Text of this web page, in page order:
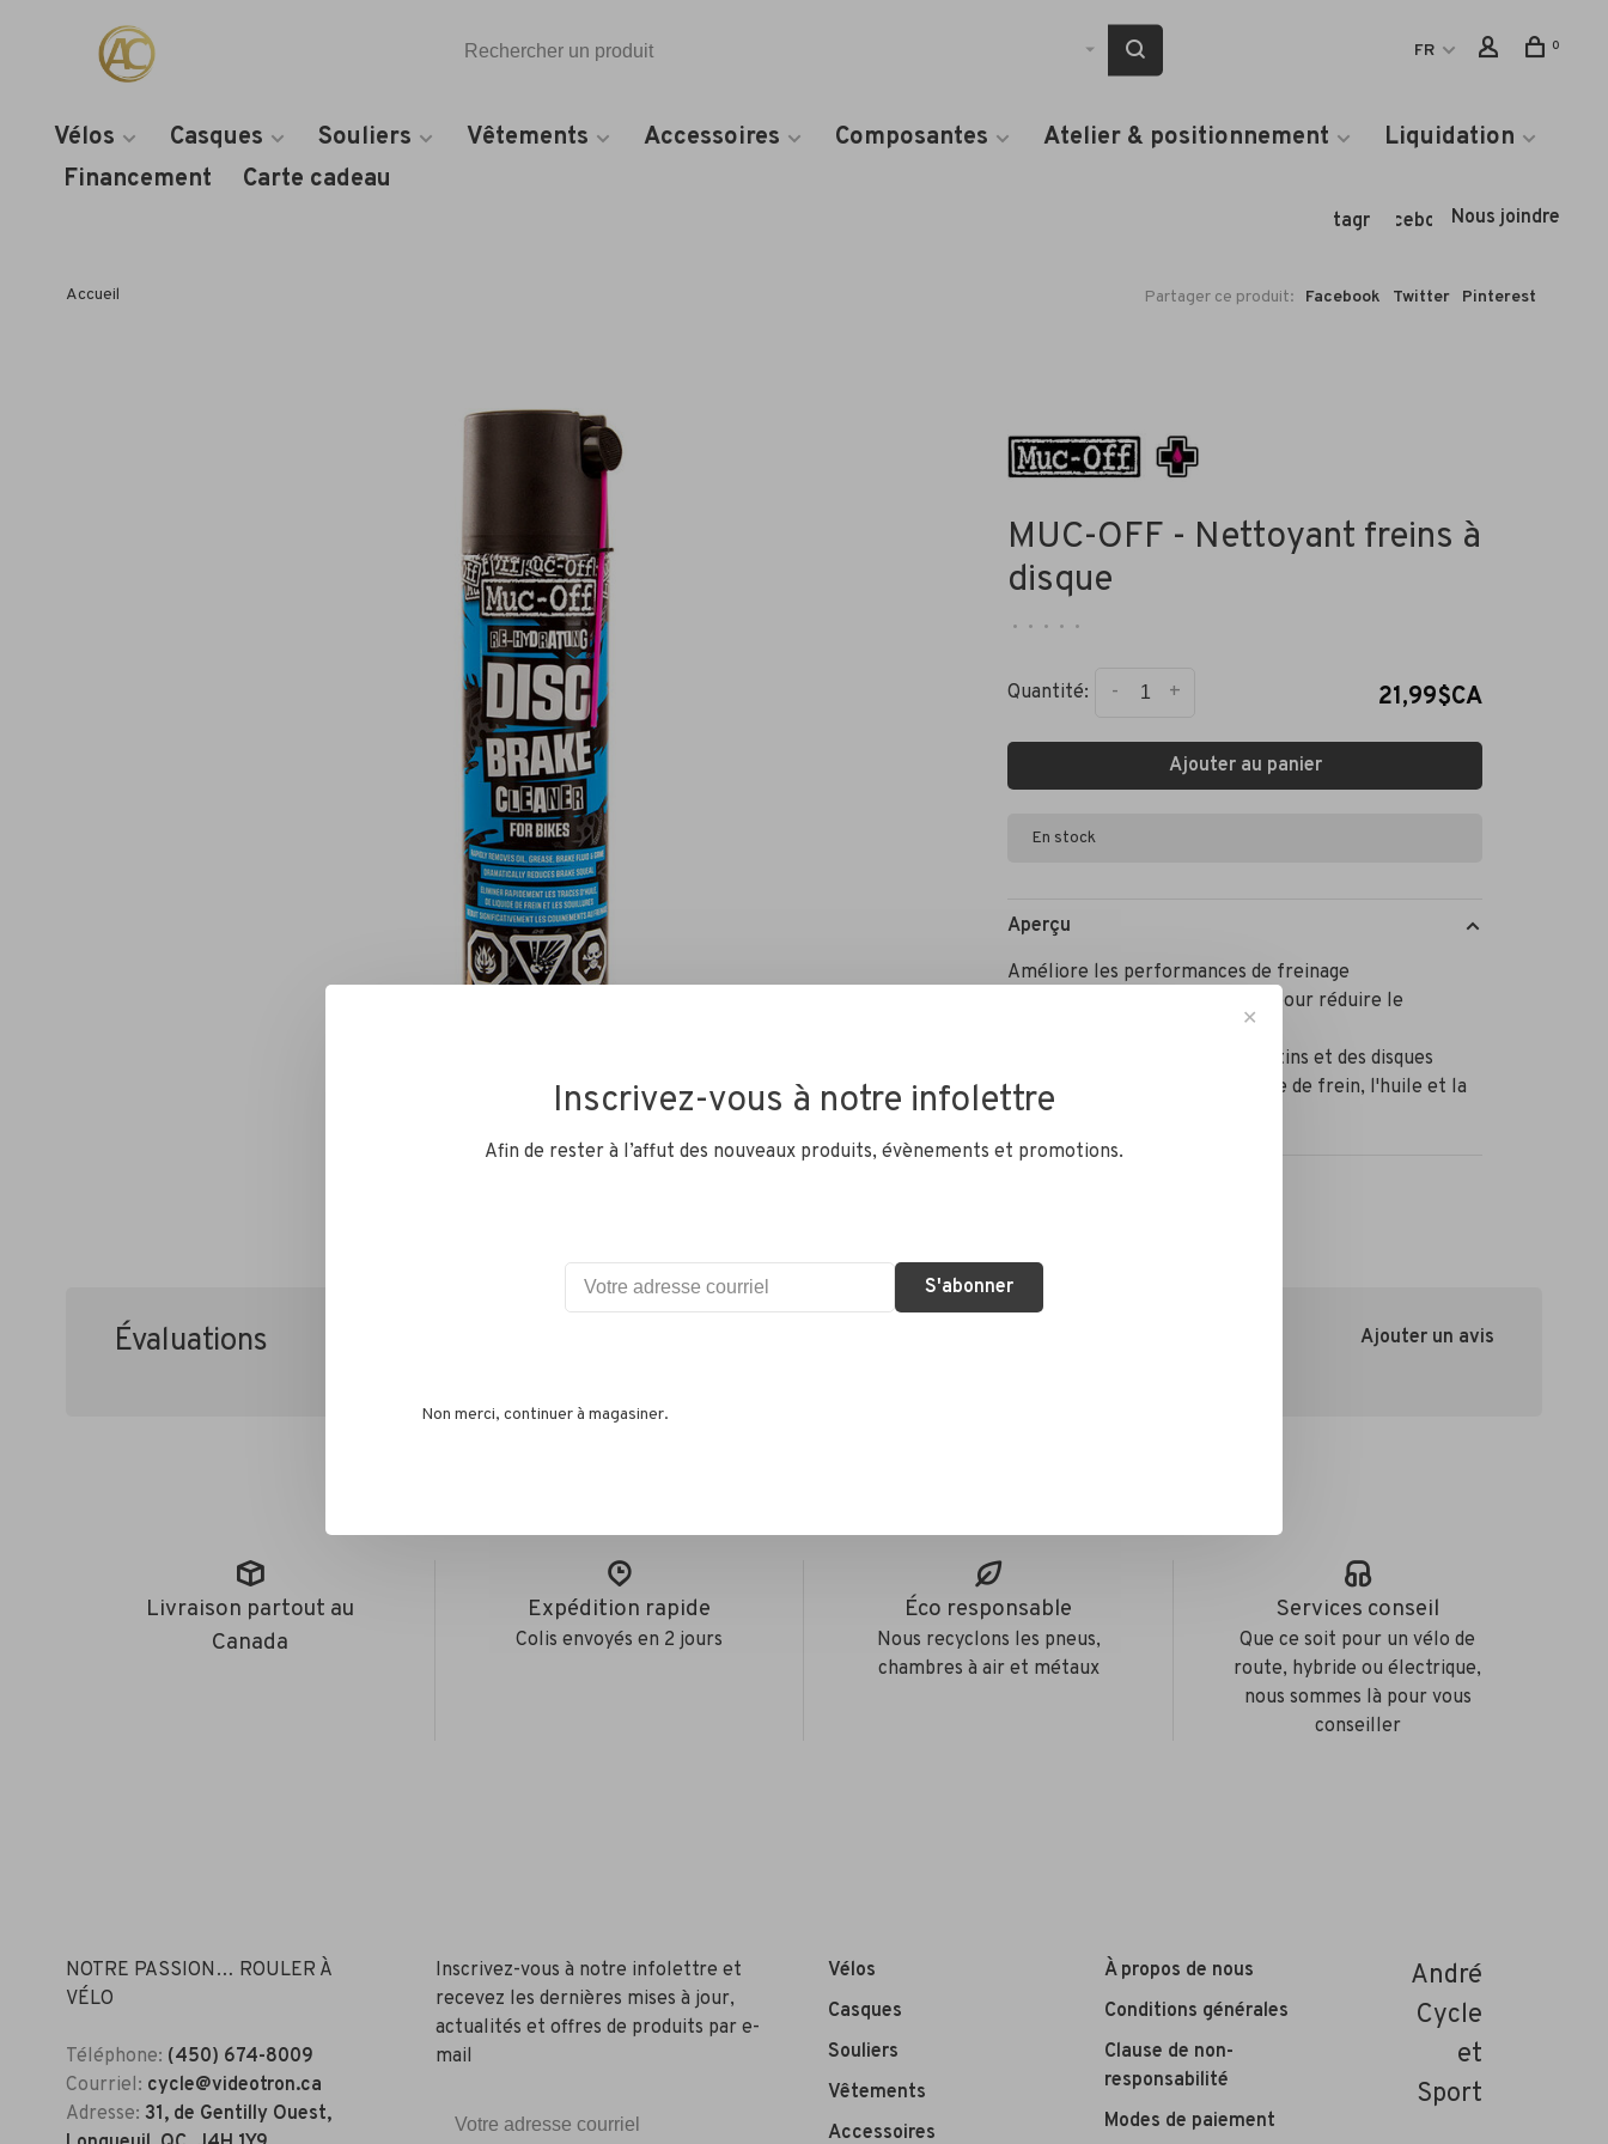
FR 0
Vélos Casques Souliers Vêtements Accessoires Composantes Atelier & positionnement
Liquidation
Financement
Carte cadeau
InstagramFacebookNous joindre
Accueil Partager ce produit: Facebook Twitter Pinterest
MUC-OFF - Nettoyant freins à
disque
• • • • •
Quantité: +
- 21,99$CA
Ajouter au panier
En stock
Aperçu
Améliore les performances de freinage
Traite les patins et les disques pour réduire le
Prolonge la durée de vie des patins et des disques
Elimine rapidement la poussière de frein, l'huile et la
graisse.
Évaluations Ajouter un avis
Livraison partout au
Canada
Expédition rapide
Colis envoyés en 2 jours
Éco responsable
Nous recyclons les pneus,
chambres à air et métaux
Services conseil
Que ce soit pour un vélo de
route, hybride ou électrique,
nous sommes là pour vous
conseiller
NOTRE PASSION… ROULER À
VÉLO
Téléphone: (450) 674-8009
Courriel: cycle@videotron.ca
Adresse: 31, de Gentilly Ouest,
Inscrivez-vous à notre infolettre et
recevez les dernières mises à jour,
actualités et offres de produits par e-
mail
Vélos
Casques
Souliers
Vêtements
Accessoires
À propos de nous
Conditions générales
Clause de non-
responsabilité
Modes de paiement
André
Cycle
et
Sport
✕
Inscrivez-vous à notre infolettre
Afin de rester à l’affut des nouveaux produits, évènements et promotions.
S'abonner
Non merci, continuer à magasiner.